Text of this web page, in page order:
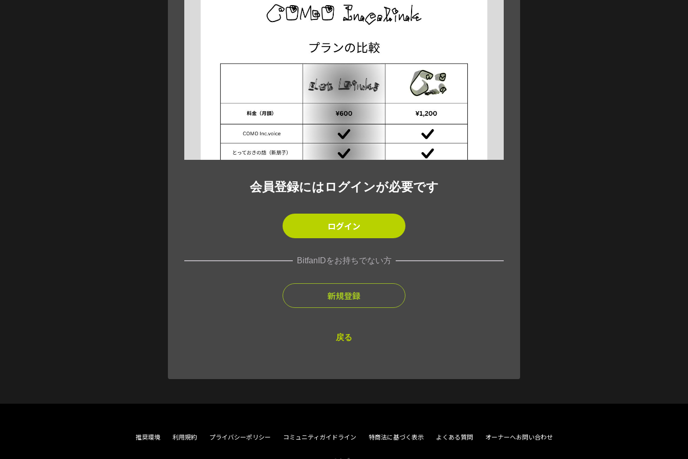
会員登録にはログインが必要です
ログイン
BitfanIDをお持ちでない方
新規登録
戻る
推奨環境 利用規約 プライバシーポリシー コミュニティガイドライン 特商法に基づく表示 よくある質問 オーナーへお問い合わせ